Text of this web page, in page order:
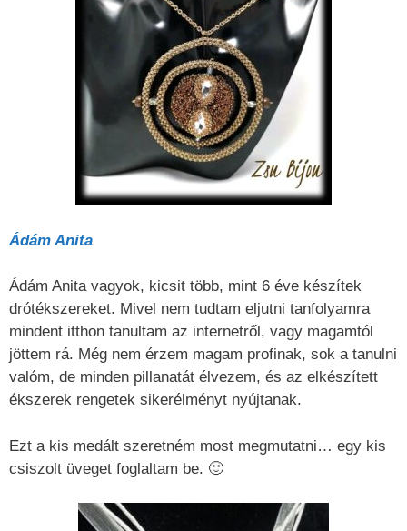
Ádám Anita
Ádám Anita vagyok, kicsit több, mint 6 éve készítek
drótékszereket. Mivel nem tudtam eljutni tanfolyamra
mindent itthon tanultam az internetről, vagy magamtól
jöttem rá. Még nem érzem magam profinak, sok a tanulni
valóm, de minden pillanatát élvezem, és az elkészített
ékszerek rengetek sikerélményt nyújtanak.
Ezt a kis medált szeretném most megmutatni… egy kis
csiszolt üveget foglaltam be. 🙂